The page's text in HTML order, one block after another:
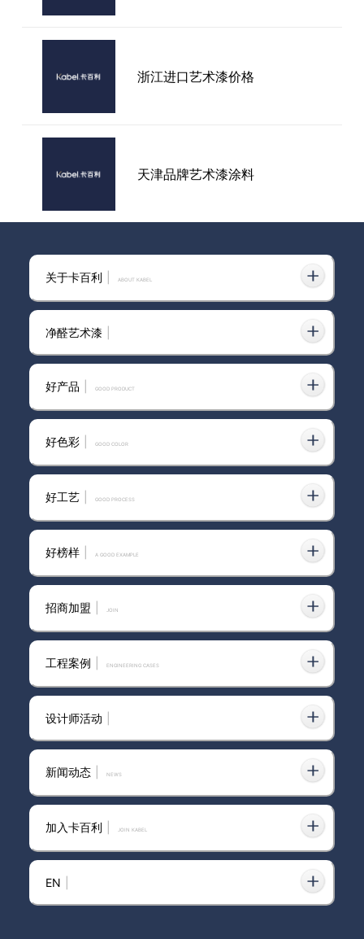
艺术涂料之色彩空间
浙江进口艺术漆价格
天津品牌艺术漆涂料
市面上正规艺术漆品牌哪家强？
云南防霉艺术漆品牌
卡百利之选：十大进口艺术涂料
品牌解析
2026年想加盟环保艺术涂料？
目前热门的十大品牌哪家可靠有
卡百利艺术涂料·软装入选匠心计
凉山彝族自治州艺术涂料加盟电
关于卡百利 ABOUT KABEL
净醛艺术漆
好产品 GOOD PRODUCT
好色彩 GOOD COLOR
好工艺 GOOD PROCESS
好榜样 A GOOD EXAMPLE
招商加盟 join
工程案例 ENGINEERING CASES
设计师活动
新闻动态 news
加入卡百利 JOIN KABEL
EN